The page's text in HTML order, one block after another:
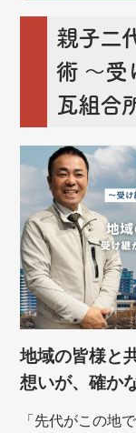
親子二
術 ～受
瓦組合
地域の皆様と
想いが、確か
「先代がこの地